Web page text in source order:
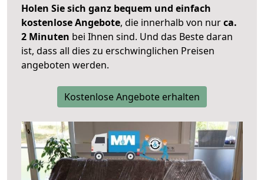
Holen Sie sich ganz bequem und einfach
kostenlose Angebote, die innerhalb von nurca.
2 Minuten bei Ihnen sind. Und das Beste daran
ist, dass all dies zu erschwinglichen Preisen
angeboten werden.
Kostenlose Angebote erhalten